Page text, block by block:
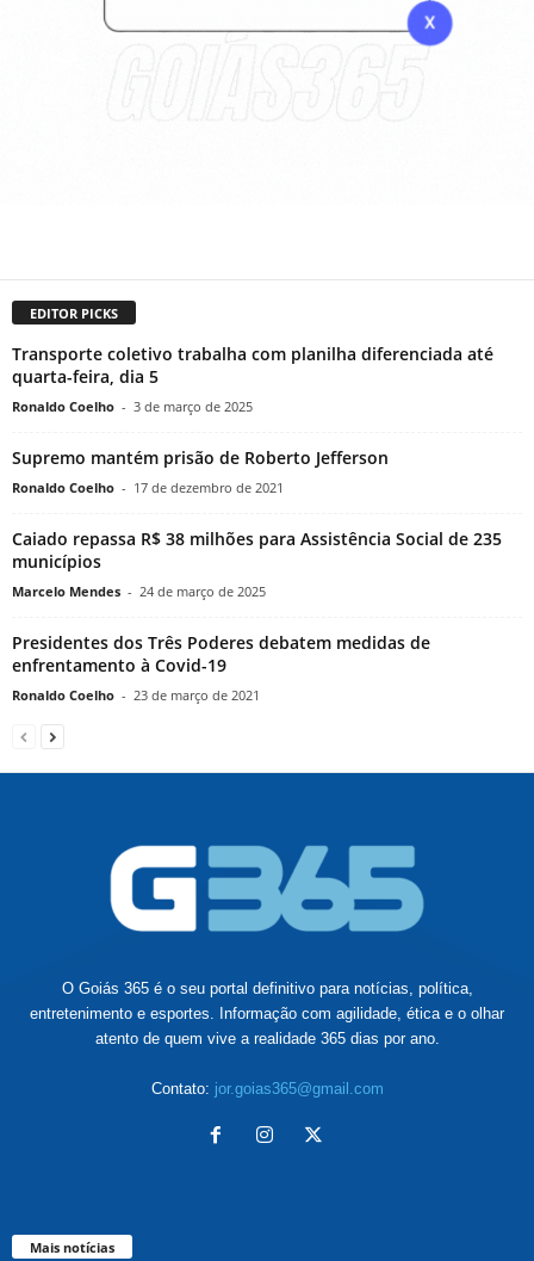
EDITOR PICKS
Transporte coletivo trabalha com planilha diferenciada até
quarta-feira, dia 5
Ronaldo Coelho - 3 de março de 2025
Supremo mantém prisão de Roberto Jefferson
Ronaldo Coelho - 17 de dezembro de 2021
Caiado repassa R$ 38 milhões para Assistência Social de 235
municípios
Marcelo Mendes - 24 de março de 2025
Presidentes dos Três Poderes debatem medidas de
enfrentamento à Covid-19
Ronaldo Coelho - 23 de março de 2021
O Goiás 365 é o seu portal definitivo para notícias, política,
entretenimento e esportes. Informação com agilidade, ética e o olhar
atento de quem vive a realidade 365 dias por ano.
Contato: jor.goias365@gmail.com
Mais notícias